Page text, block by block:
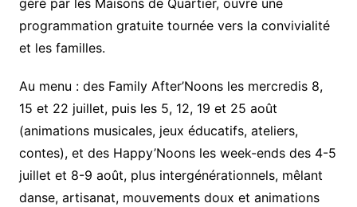
géré par les Maisons de Quartier, ouvre une
programmation gratuite tournée vers la convivialité
et les familles.
Au menu : des Family After’Noons les mercredis 8,
15 et 22 juillet, puis les 5, 12, 19 et 25 août
(animations musicales, jeux éducatifs, ateliers,
contes), et des Happy’Noons les week-ends des 4-5
juillet et 8-9 août, plus intergénérationnels, mêlant
danse, artisanat, mouvements doux et animations